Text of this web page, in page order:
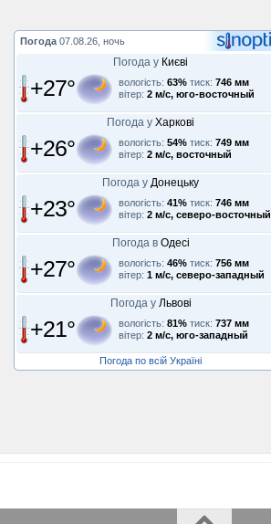
Погода 07.08.26, ночь
Погода у Києві
+27° вологість: 63% тиск: 746 мм
вітер: 2 м/с, юго-восточный
Погода у Харкові
+26° вологість: 54% тиск: 749 мм
вітер: 2 м/с, восточный
Погода у Донецьку
+23° вологість: 41% тиск: 746 мм
вітер: 2 м/с, северо-восточный
Погода в Одесі
+27° вологість: 46% тиск: 756 мм
вітер: 1 м/с, северо-западный
Погода у Львові
+21° вологість: 81% тиск: 737 мм
вітер: 2 м/с, юго-западный
Погода по всій Україні